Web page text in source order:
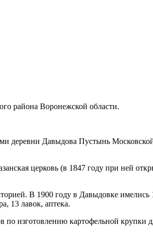
района Воронежской области.
деревни Давыдова Пустынь
церковь (в 1847 году при ней
В 1900 году в Давыдовке
13 лавок, аптека.
по изготовлению картофельной крупки